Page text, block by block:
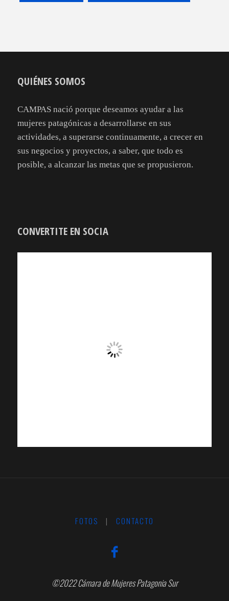
QUIÉNES SOMOS
CAMPAS nació porque deseamos ayudar a las
mujeres patagónicas a desarrollarse en sus
actividades, a superarse continuamente, a crecer en
sus negocios y proyectos, a saber, que todo es
posible, a alcanzar las metas que se propusieron.
CONVERTITE EN SOCIA
FOTOS | CONTACTO
©2022 Cámara de Mujeres Patagonia Sur